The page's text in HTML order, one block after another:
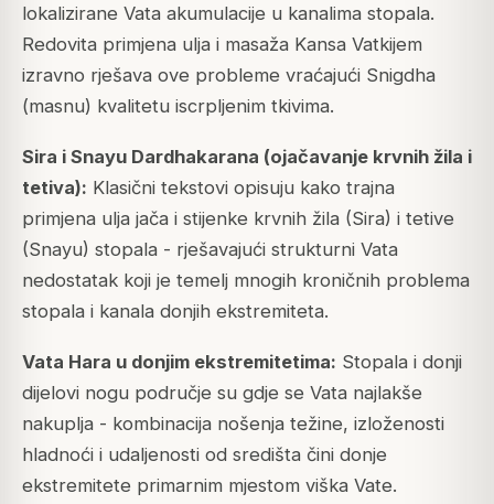
lokalizirane Vata akumulacije u kanalima stopala.
Redovita primjena ulja i masaža Kansa Vatkijem
izravno rješava ove probleme vraćajući Snigdha
(masnu) kvalitetu iscrpljenim tkivima.
Sira i Snayu Dardhakarana (ojačavanje krvnih žila i
tetiva): Klasični tekstovi opisuju kako trajna
primjena ulja jača i stijenke krvnih žila (Sira) i tetive
(Snayu) stopala - rješavajući strukturni Vata
nedostatak koji je temelj mnogih kroničnih problema
stopala i kanala donjih ekstremiteta.
Vata Hara u donjim ekstremitetima: Stopala i donji
dijelovi nogu područje su gdje se Vata najlakše
nakuplja - kombinacija nošenja težine, izloženosti
hladnoći i udaljenosti od središta čini donje
ekstremitete primarnim mjestom viška Vate.